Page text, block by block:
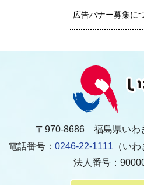
広告バナー募集に
〒970-8686 福島県いわ
電話番号： 0246-22-1111 （い
法人番号：